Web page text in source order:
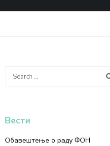
Вести
Обавештење о раду ФОН